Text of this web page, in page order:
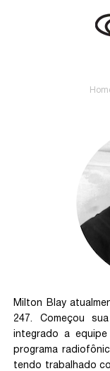
Milton Blay
247. Começou
integrado a
programa
tendo trabalhado